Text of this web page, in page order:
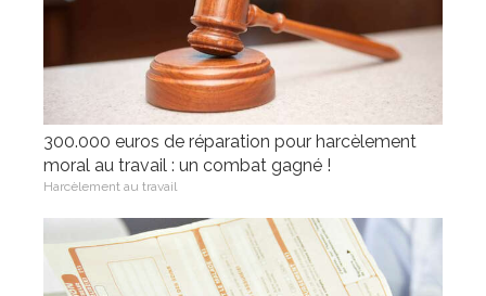
300.000 euros de réparation pour harcèlement
moral au travail : un combat gagné !
Harcèlement au travail